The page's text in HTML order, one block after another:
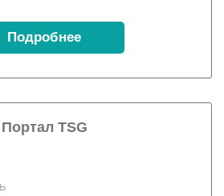
Подробнее
Портал TSG